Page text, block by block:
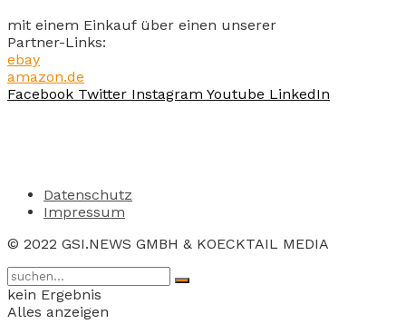
mit einem Einkauf über einen unserer
Partner-Links:
ebay
amazon.de
Facebook Twitter Instagram Youtube LinkedIn
Datenschutz
Impressum
© 2022 GSI.NEWS GMBH & KOECKTAIL MEDIA
kein Ergebnis
Alles anzeigen